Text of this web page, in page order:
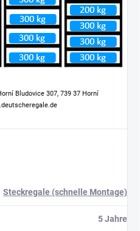
Bludovice 307, 739 37 Horní
Steckregale (schnelle Montage)
5 Jahre